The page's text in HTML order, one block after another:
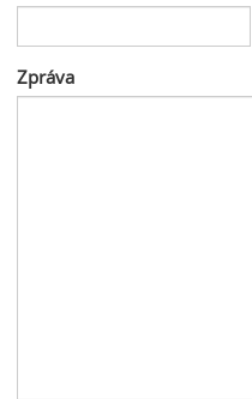
Zpráva